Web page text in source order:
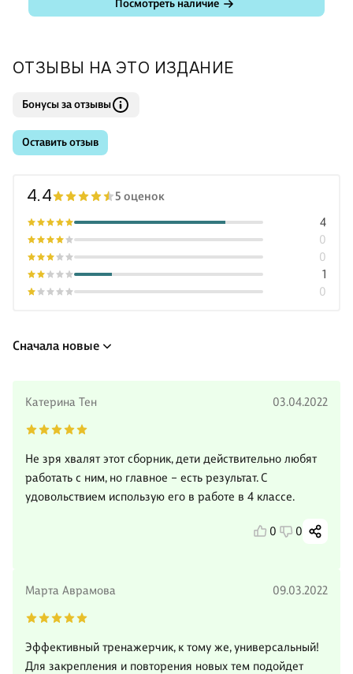
Посмотреть наличие
ОТЗЫВЫ НА ЭТО ИЗДАНИЕ
Бонусы за отзывы
Оставить отзыв
4.4 5 оценок
0
1
0
0
4
Сначала новые
Катерина Тен 03.04.2022
Не зря хвалят этот сборник, дети действительно любят
работать с ним, но главное – есть результат. С
удовольствием использую его в работе в 4 классе.
0 0
Марта Аврамова 09.03.2022
Эффективный тренажерчик, к тому же, универсальный!
Для закрепления и повторения новых тем подойдет